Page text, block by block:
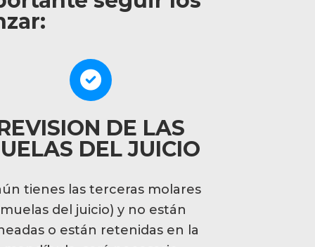
DE LAS
DEL JUICIO
tienes las terceras molares
del juicio) y no están
o están retenidas en la